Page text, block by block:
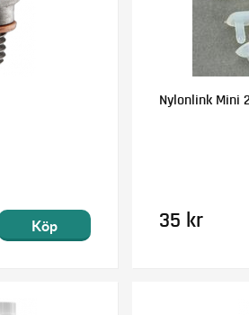
Köp
Nylonlink Mini
35 kr